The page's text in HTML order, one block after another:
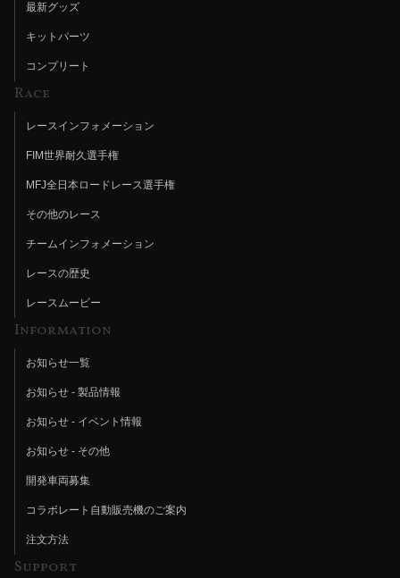
最新グッズ
キットパーツ
コンプリート
Race
レースインフォメーション
FIM世界耐久選手権
MFJ全日本ロードレース選手権
その他のレース
チームインフォメーション
レースの歴史
レースムービー
Information
お知らせ一覧
お知らせ - 製品情報
お知らせ - イベント情報
お知らせ - その他
開発車両募集
コラボレート自動販売機のご案内
注文方法
Support